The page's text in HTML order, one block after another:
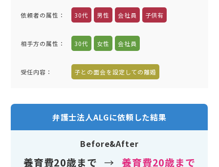
依頼者の属性 ： 30代 男性 会社員 子供有
相手方の属性 ： 30代 女性 会社員
受任内容 ： 子との面会を設定しての離婚
弁護士法人ALGに依頼した結果
Before&After
養育費20歳まで → 養育費20歳まで